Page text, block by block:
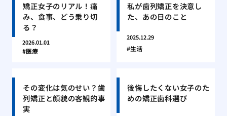
矯正女子のリアル！痛
み、食事、どう乗り切
る？
2026.01.01
医療
私が歯列矯正を決意し
た、あの日のこと
2025.12.29
生活
その変化は気のせい？歯
列矯正と顔貌の客観的事
実
後悔したくない女子のた
めの矯正歯科選び